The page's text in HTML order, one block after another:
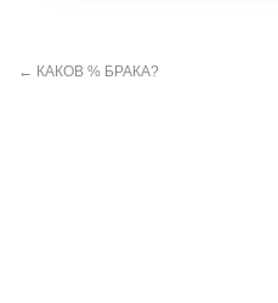
← КАКОВ % БРАКА?